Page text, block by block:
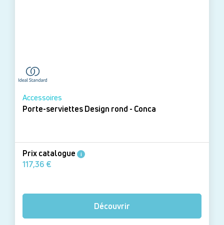
Accessoires
Porte-serviettes Design rond - Conca
Prix catalogue i
117,36 €
Découvrir